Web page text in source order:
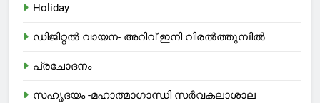
Holiday
ഡിജിറ്റൽ വായന- അറിവ് ഇനി വിരൽത്തുമ്പിൽ
പ്രചോദനം
സഹൃദയം -മഹാത്മാഗാന്ധി സർവകലാശാല